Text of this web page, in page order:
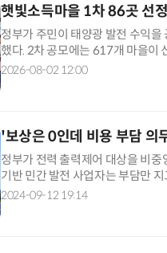
햇빛소득마을 1차 86곳 선
정부가 주민이 태양광 발전 수익
했다. 2차 공모에는 617개 마을이
생에너지 사업이 전국으로 빠르게
2026-08-02 12:00
'보상은 0인데 비용 부담 의
정부가 전력 출력제어 대상을 비
기반 민간 발전 사업자는 부담만
에 따르면 전력거래소는 20일 전
2024-09-12 19:14